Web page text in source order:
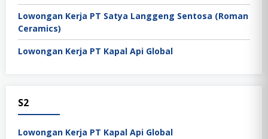
Lowongan Kerja PT Satya Langgeng Sentosa (Roman
Ceramics)
Lowongan Kerja PT Kapal Api Global
S2
Lowongan Kerja PT Kapal Api Global